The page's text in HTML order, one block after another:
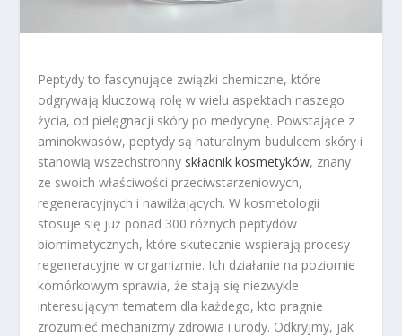
Peptydy to fascynujące związki chemiczne, które
odgrywają kluczową rolę w wielu aspektach naszego
życia, od pielęgnacji skóry po medycynę. Powstające z
aminokwasów, peptydy są naturalnym budulcem skóry i
stanowią wszechstronny składnik kosmetyków, znany
ze swoich właściwości przeciwstarzeniowych,
regeneracyjnych i nawilżających. W kosmetologii
stosuje się już ponad 300 różnych peptydów
biomimetycznych, które skutecznie wspierają procesy
regeneracyjne w organizmie. Ich działanie na poziomie
komórkowym sprawia, że stają się niezwykle
interesującym tematem dla każdego, kto pragnie
zrozumieć mechanizmy zdrowia i urody. Odkryjmy, jak